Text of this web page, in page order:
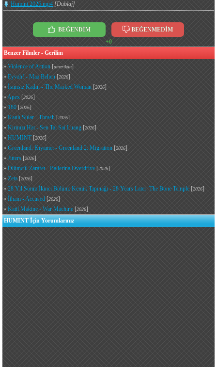
Humint.2026.mp4 [Dublaj]
BEĞENDİM
BEĞENMEDİM
+0
Benzer Filmler - Gerilim
» Violence of Action [amerikan]
» Eyvah! - Maa Behen [2026]
» İsimsiz Kadın - The Marked Woman [2026]
»Apex [2026]
» 180 [2026]
» Kanlı Sular - Thrash [2026]
» Kırmızı Hat - Sen Tai Sai Luang [2026]
» HUMINT[2026]
» Greenland: Kıyamet - Greenland 2: Migration [2026]
» Jitters [2026]
» Ölümcül Zarafet - Ballerina Overdrive [2026]
» Zeta [2026]
» 28 Yıl Sonra İkinci Bölüm: Kemik Tapınağı - 28 Years Later: The Bone Temple [2026]
» İtham - Accused [2026]
» Katil Makine - War Machine [2026]
HUMINT İçin Yorumlarınız